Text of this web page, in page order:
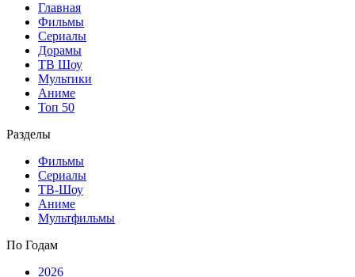
Главная
Фильмы
Сериалы
Дорамы
ТВ Шоу
Мультики
Аниме
Топ 50
Разделы
Фильмы
Сериалы
ТВ-Шоу
Аниме
Мультфильмы
По Годам
2026